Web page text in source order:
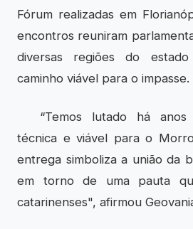
Fórum realizadas em
encontros reuniram
diversas regiões do
caminho viável para o impasse.
“Temos lutado há
técnica e viável para o
entrega simboliza a união da
em torno de uma pauta
catarinenses", afirmou